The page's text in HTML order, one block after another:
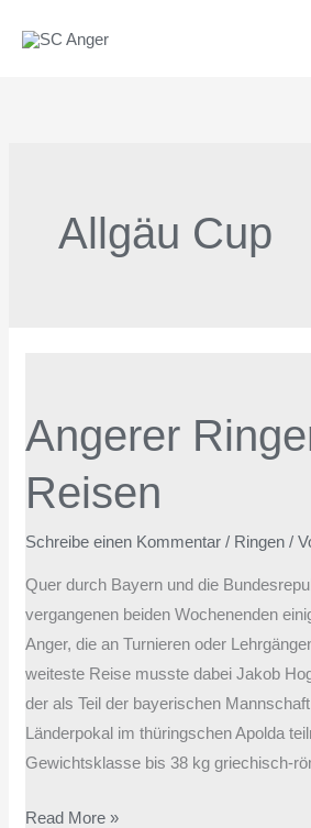
Inhalt
Allgäu Cup
Angerer
Reisen
Schreibe einen Kommentar / Ringen /
Quer durch Bayern und die
vergangenen beiden Wochenenden
Anger, die an Turnieren oder
weiteste Reise musste dabei Jakob
der als Teil der bayerischen
Länderpokal im thüringschen Apolda
Gewichtsklasse bis 38 kg griechisch-
auf
Reisen
Read More »